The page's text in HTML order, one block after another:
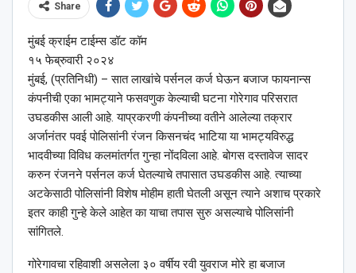
Share
मुंबई क्राईम टाईम्स डॉट कॉम
१५ फेब्रुवारी २०२४
मुंबई, (प्रतिनिधी) – सात लाखांचे पर्सनल कर्ज घेऊन बजाज फायनान्स
कंपनीची एका भामट्याने फसवणुक केल्याची घटना गोरेगाव परिसरात
उघडकीस आली आहे. याप्रकरणी कंपनीच्या वतीने आलेल्या तक्रार
अर्जानंतर पवई पोलिसांनी रंजन किसनचंद भाटिया या भामट्यविरुद्ध
भादवीच्या विविध कलमांतर्गत गुन्हा नोंदविला आहे. बोगस दस्तावेज सादर
करुन रंजनने पर्सनल कर्ज घेतल्याचे तपासात उघडकीस आहे. त्याच्या
अटकेसाठी पोलिसांनी विशेष मोहीम हाती घेतली असून त्याने अशाच प्रकारे
इतर काही गुन्हे केले आहेत का याचा तपास सुरु असल्याचे पोलिसांनी
सांगितले.
गोरेगावचा रहिवाशी असलेला ३० वर्षीय रवी युवराज मोरे हा बजाज